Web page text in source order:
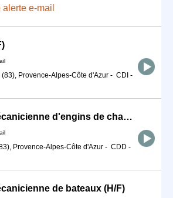
e-mail
Provence-Alpes-Côte d'Azur - CDI -
Mécanicien / Mécanicienne d'engins de chantier et de travaux publ (H/F)
Provence-Alpes-Côte d'Azur - CDD -
de bateaux (H/F)